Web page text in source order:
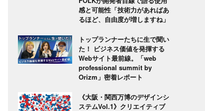
感と可能性「技術力があればあ
るほど、自由度が増しますね」
トップランナーたちに生で聞い
た！ ビジネス価値を発揮する
Webサイト最前線。「web
professional summit by
Orizm」密着レポート
《大阪・関西万博のデザインシ
ステムVol.1》クリエイティブ